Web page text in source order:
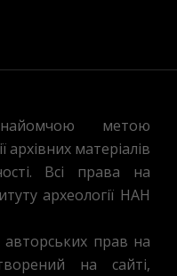
метою
архівних матеріалів
Всі права на
археології НАН
прав на
на сайті,